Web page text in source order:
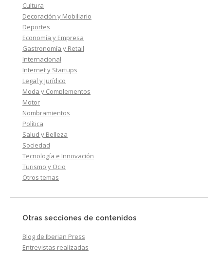
Cultura
Decoración y Mobiliario
Deportes
Economía y Empresa
Gastronomía y Retail
Internacional
Internet y Startups
Legal y Jurídico
Moda y Complementos
Motor
Nombramientos
Política
Salud y Belleza
Sociedad
Tecnología e Innovación
Turismo y Ocio
Otros temas
Otras secciones de contenidos
Blog de Iberian Press
Entrevistas realizadas